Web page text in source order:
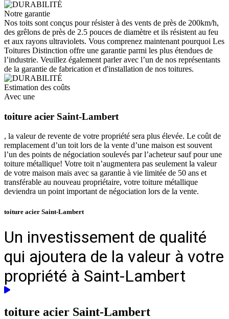
Notre garantie
Nos toits sont conçus pour résister à des vents de près de 200km/h,
des grêlons de près de 2.5 pouces de diamètre et ils résistent au feu
et aux rayons ultraviolets. Vous comprenez maintenant pourquoi Les
Toitures Distinction offre une garantie parmi les plus étendues de
l’industrie. Veuillez également parler avec l’un de nos représentants
de la garantie de fabrication et d'installation de nos toitures.
Estimation des coûts
Avec une
toiture acier Saint-Lambert
, la valeur de revente de votre propriété sera plus élevée. Le coût de
remplacement d’un toit lors de la vente d’une maison est souvent
l’un des points de négociation soulevés par l’acheteur sauf pour une
toiture métallique! Votre toit n’augmentera pas seulement la valeur
de votre maison mais avec sa garantie à vie limitée de 50 ans et
transférable au nouveau propriétaire, votre toiture métallique
deviendra un point important de négociation lors de la vente.
toiture acier Saint-Lambert
Un investissement de qualité
qui ajoutera de la valeur à votre
propriété à Saint-Lambert
toiture acier Saint-Lambert